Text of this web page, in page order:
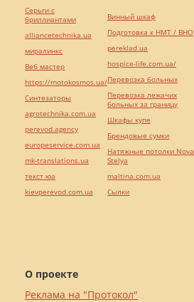
О проекте
Реклама на "Протокол"
Серьги с
бриллиантами
alliancetechnika.ua
миралинкс
Веб мастер
https://motokosmos.ua/
Синтезаторы
agrotechnika.com.ua
perevod.agency
europeservice.com.ua
mk-translations.ua
текст юа
kievperevod.com.ua
Винный шкаф
Подготовка к НМТ / ВНО
pereklad.ua
hospice-life.com.ua/
Перевозка больных
Перевозка лежачих
больных за границу
Шкафы купе
Брендовые сумки
Натяжные потолки Nova
Stelya
maltina.com.ua
Cылки